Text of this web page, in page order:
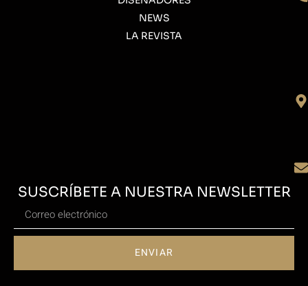
NEWS
LA REVISTA
SUSCRÍBETE A NUESTRA NEWSLETTER
ENVIAR